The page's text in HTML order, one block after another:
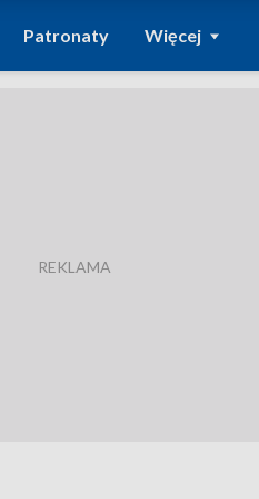
Patronaty Więcej